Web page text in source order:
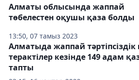
13:50, 07 тамыз 2023
Алматы облысында жаппай
төбелестен оқушы қаза болды
Алматыда жаппай тәртіпсіздік
терактілер кезінде 149 адам
тапты